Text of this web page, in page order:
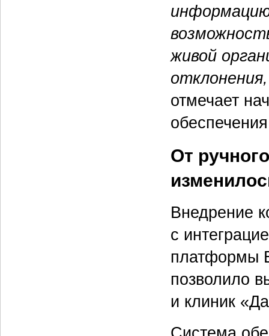
живой
отмечает
От
Внедрение
с
платформы
позволило
и клиник